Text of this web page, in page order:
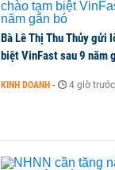
CHỨNG KHOÁN 3
Kiến nghị đưa
TikToker
Bà Lê Thị Thu Thủy gửi
biệt VinFast sau 9 năm
KINH DOANH - 4 giờ trước